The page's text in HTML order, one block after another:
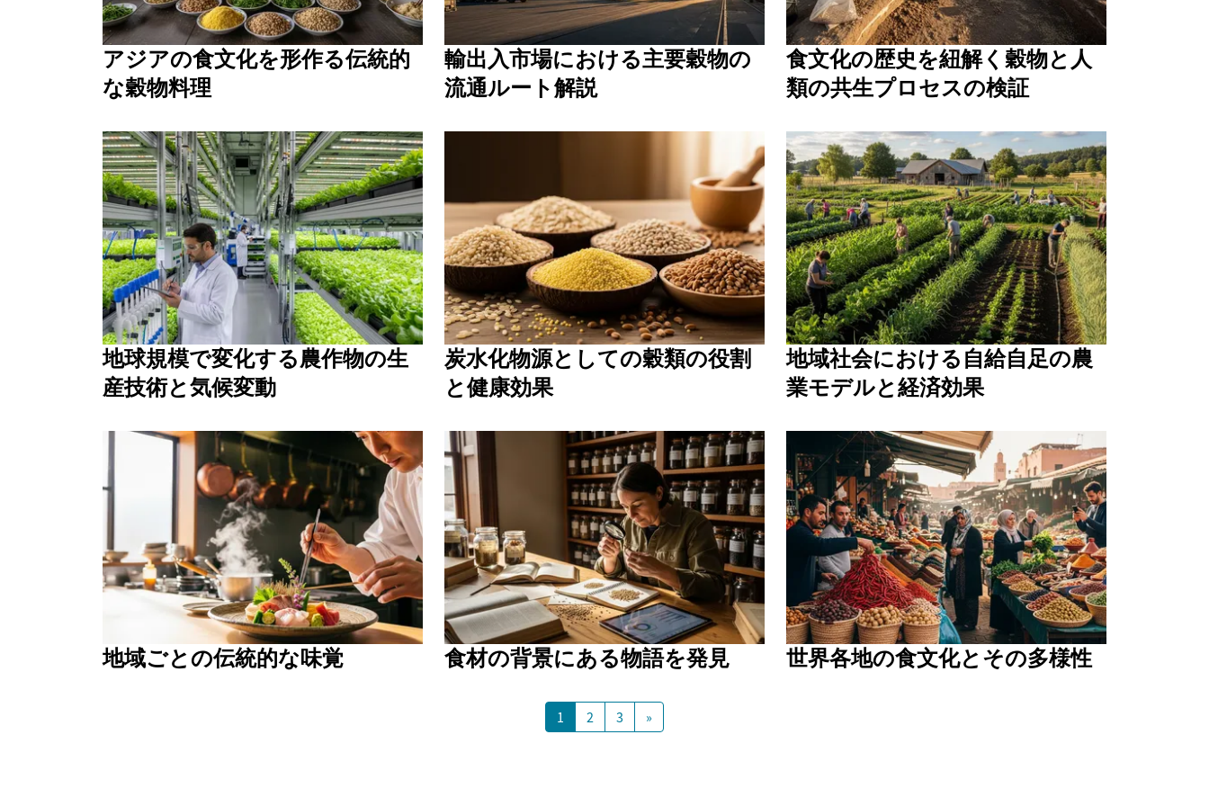
アジアの食文化を形作る伝統的
な穀物料理
輸出入市場における主要穀物の
流通ルート解説
食文化の歴史を紐解く穀物と人
類の共生プロセスの検証
地球規模で変化する農作物の生
産技術と気候変動
炭水化物源としての穀類の役割
と健康効果
地域社会における自給自足の農
業モデルと経済効果
地域ごとの伝統的な味覚 食材の背景にある物語を発見 世界各地の食文化とその多様性
1 2 3 »